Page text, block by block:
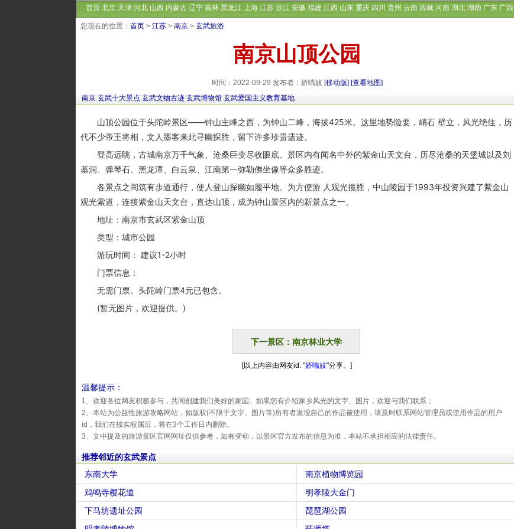
首页 北京 天津 河北 山西 内蒙古 辽宁 吉林 黑龙江 上海 江苏 浙江 安徽 福建 江西 山东 重庆 四川 贵州 云南 西藏 河南 湖北 湖南 广东 广西
您现在的位置： 首页 > 江苏 > 南京 > 玄武旅游
南京山顶公园
时间：2022-09-29 发布者：娇喘妓 [移动版] [查看地图]
南京 玄武十大景点 玄武文物古迹 玄武博物馆 玄武爱国主义教育基地
山顶公园位于头陀岭景区——钟山主峰之西，为钟山二峰，海拔425米。这里地势险要，峭石 壁立，风光绝佳，历
代不少帝王将相，文人墨客来此寻幽探胜，留下许多珍贵遗迹。
登高远眺，古城南京万千气象、沧桑巨变尽收眼底。景区内有闻名中外的紫金山天文台，历尽沧桑的天堡城以及刘
基洞、弹琴石、黑龙潭、白云泉、江南第一弥勒佛坐像等众多胜迹。
各景点之间筑有步道通行，使人登山探幽如履平地。为方便游 人观光揽胜，中山陵园于1993年投资兴建了紫金山
观光索道，连接紫金山天文台，直达山顶，成为钟山景区内的新景点之一。
地址：南京市玄武区紫金山顶
类型：城市公园
游玩时间： 建议1-2小时
门票信息：
无需门票。头陀岭门票4元已包含。
(暂无图片，欢迎提供。)
下一景区：南京林业大学
[以上内容由网友id: "娇喘妓"分享。]
温馨提示：
1、欢迎各位网友积极参与，共同创建我们美好的家园。如果您有介绍家乡风光的文字、图片，欢迎与我们联系；
2、本站为公益性旅游攻略网站，如版权(不限于文字、图片等)所有者发现自己的作品被使用，请及时联系网站管理员或使用作品的用户
id，我们在核实权属后，将在3个工作日内删除。
3、文中提及的旅游景区官网网址仅供参考，如有变动，以景区官方发布的信息为准，本站不承担相应的法律责任。
推荐邻近的玄武景点
东南大学
南京植物博览园
鸡鸣寺樱花道
明孝陵大金门
下马坊遗址公园
琵琶湖公园